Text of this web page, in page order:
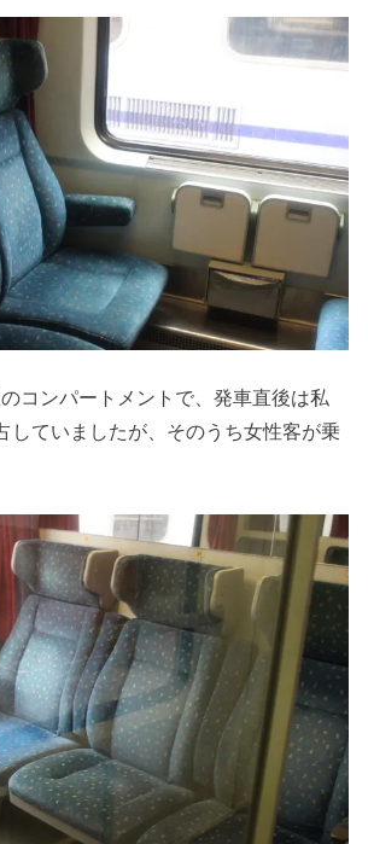
コンパートメントで、発車直後は私
していましたが、そのうち女性客が乗